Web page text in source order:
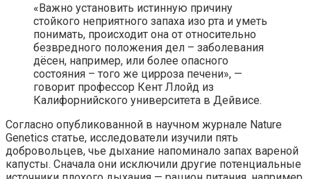
«Важно установить истинную причину
стойкого неприятного запаха изо рта и уметь
понимать, происходит она от относительно
безвредного положения дел – заболевания
дёсен, например, или более опасного
состояния – того же цирроза печени», —
говорит профессор Кент Ллойд из
Калифорнийского университета в Дейвисе.
Согласно опубликованной в научном журнале Nature
Genetics статье, исследователи изучили пять
добровольцев, чье дыхание напоминало запах вареной
капусты. Сначала они исключили другие потенциальные